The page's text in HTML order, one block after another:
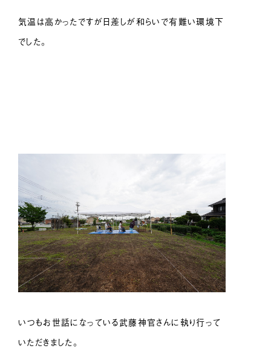
気温は高かったですが日差しが和らいで有難い環境下
でした。
いつもお世話になっている武藤神官さんに執り行って
いただきました。